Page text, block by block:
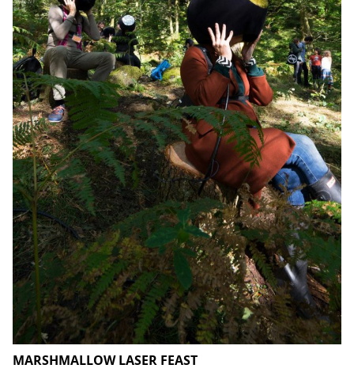
MARSHMALLOW LASER FEAST